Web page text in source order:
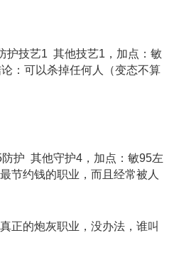
技艺1 其他技艺1，加点：敏
：可以杀掉任何人（变态不算
其他守护4，加点：敏95左
节约钱的职业，而且经常被人
的炮灰职业，没办法，谁叫